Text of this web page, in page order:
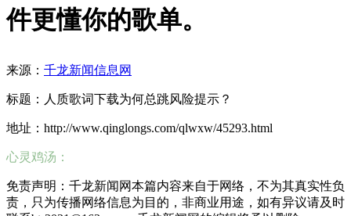
件更懂你的歌单。
来源： 千龙新闻信息网
标题：人质歌词下载为何总跳风险提示？
地址：http://www.qinglongs.com/qlwxw/45293.html
心灵鸡汤：
免责声明：千龙新闻网本篇内容来自于网络，不为其真实性负
责，只为传播网络信息为目的，非商业用途，如有异议请及时